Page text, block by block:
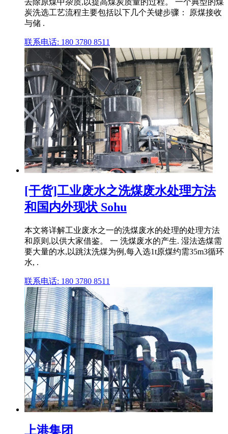
炭洗选工艺流程主要包括以下几个关键步骤： 原煤接收
与储 .
联系电话: 180 3780 8511
[干货]工业废水之洗煤废水处理方法
和国内外现状 Sohu
本文将详解工业废水之一的洗煤废水的处理的处理方法
和原则,以供大家借鉴。 一 洗煤废水的产生. 湿法选煤需
要大量的水,以跳汰洗煤为例,每入选1t原煤约需35m3循环
水, .
联系电话: 180 3780 8511
上港集团